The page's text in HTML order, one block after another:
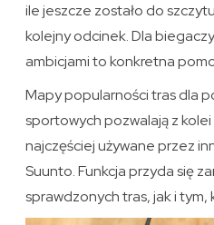
ile jeszcze zostało do
kolejny odcinek. Dla
ambicjami to konkretna
Mapy popularności tras dla
sportowych pozwalają z
najczęściej używane przez
Suunto. Funkcja przyda się
sprawdzonych tras, jak i tym,